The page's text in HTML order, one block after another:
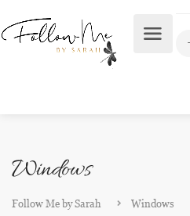
Windows
Follow Me by Sarah Windows